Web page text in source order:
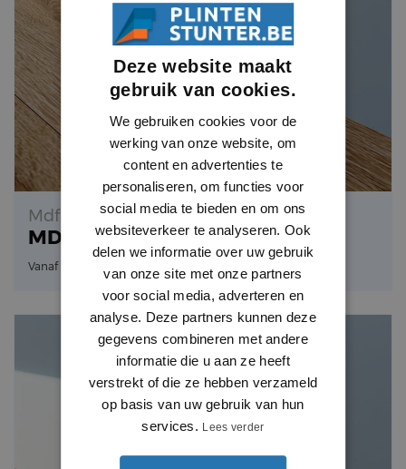
Mdf Vochtwerend
MDF Gallische Plint
Vanaf 3.21 per meter
Deze website maakt
gebruik van cookies.
We gebruiken cookies voor de
werking van onze website, om
content en advertenties te
personaliseren, om functies voor
social media te bieden en om ons
websiteverkeer te analyseren. Ook
delen we informatie over uw gebruik
van onze site met onze partners
voor social media, adverteren en
analyse. Deze partners kunnen deze
gegevens combineren met andere
informatie die u aan ze heeft
verstrekt of die ze hebben verzameld
op basis van uw gebruik van hun
services. Lees verder